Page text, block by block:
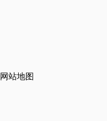
网站地图